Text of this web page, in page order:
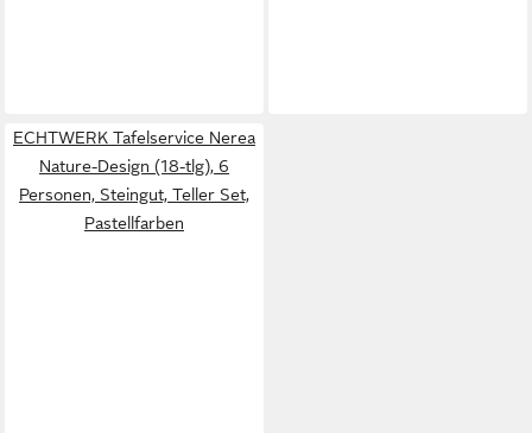
ECHTWERK Tafelservice Nerea
Nature-Design (18-tlg), 6
Personen, Steingut, Teller Set,
Pastellfarben